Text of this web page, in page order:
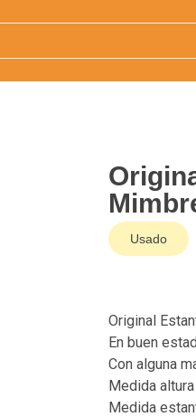
Usado
Original
En buen
Con alguna
Medida
Medida